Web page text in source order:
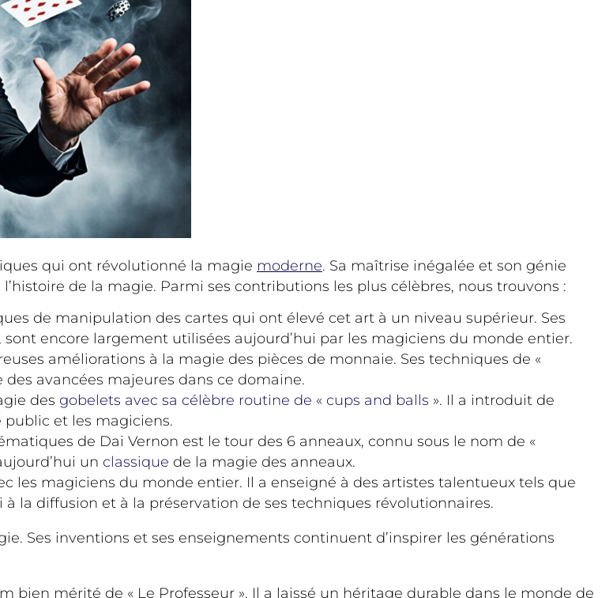
qui ont révolutionné la magie moderne. Sa maîtrise inégalée et son génie
de la magie. Parmi ses contributions les plus célèbres, nous trouvons :
de manipulation des cartes qui ont élevé cet art à un niveau supérieur. Ses
sont encore largement utilisées aujourd’hui par les magiciens du monde entier.
améliorations à la magie des pièces de monnaie. Ses techniques de «
avancées majeures dans ce domaine.
des gobelets avec sa célèbre routine de « cups and balls ». Il a introduit de
et les magiciens.
de Dai Vernon est le tour des 6 anneaux, connu sous le nom de «
un classique de la magie des anneaux.
les magiciens du monde entier. Il a enseigné à des artistes talentueux tels que
la diffusion et à la préservation de ses techniques révolutionnaires.
Ses inventions et ses enseignements continuent d’inspirer les générations
bien mérité de « Le Professeur ». Il a laissé un héritage durable dans le monde de